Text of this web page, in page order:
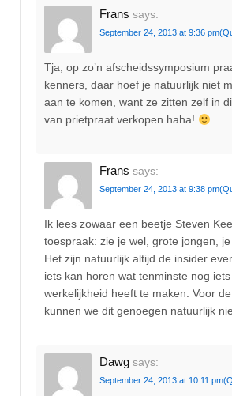
Frans says:
September 24, 2013 at 9:36 pm
Tja, op zo’n afscheidssymposium
kenners, daar hoef je natuurlijk niet
aan te komen, want ze zitten zelf in
van prietpraat verkopen haha!
Frans says:
September 24, 2013 at 9:38 pm
Ik lees zowaar een beetje Steven
toespraak: zie je wel, grote jongen,
Het zijn natuurlijk altijd de insider
iets kan horen wat tenminste nog
werkelijkheid heeft te maken. Voor
kunnen we dit genoegen natuurlijk
Dawg says:
September 24, 2013 at 10:11 pm